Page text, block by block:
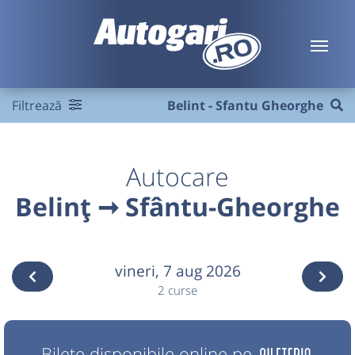
Filtrează Belint - Sfantu Gheorghe
Autocare
Belinț ➞ Sfântu-Gheorghe
vineri, 7 aug 2026
2 curse